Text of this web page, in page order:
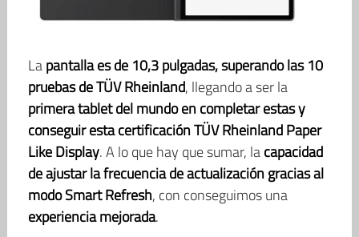
Lapantalla es de 10,3 pulgadas, superando las 10
pruebas de TÜV Rheinland, llegando a ser la
primera tablet del mundo en completar estas y
conseguir esta certificación TÜV Rheinland Paper
Like Display. A lo que hay que sumar, lacapacidad
de ajustar la frecuencia de actualización gracias al
modo Smart Refresh, con conseguimos una
experiencia mejorada.